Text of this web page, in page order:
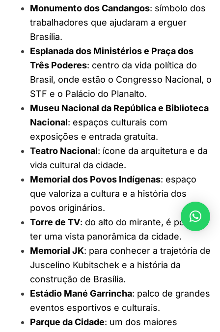
Monumento dos Candangos: símbolo dos
trabalhadores que ajudaram a erguer
Brasília.
Esplanada dos Ministérios e Praça dos
Três Poderes: centro da vida política do
Brasil, onde estão o Congresso Nacional, o
STF e o Palácio do Planalto.
Museu Nacional da República e Biblioteca
Nacional: espaços culturais com
exposições e entrada gratuita.
Teatro Nacional: ícone da arquitetura e da
vida cultural da cidade.
Memorial dos Povos Indígenas: espaço
que valoriza a cultura e a história dos
povos originários.
Torre de TV: do alto do mirante, é possível
ter uma vista panorâmica da cidade.
Memorial JK: para conhecer a trajetória de
Juscelino Kubitschek e a história da
construção de Brasília.
Estádio Mané Garrincha: palco de grandes
eventos esportivos e culturais.
Parque da Cidade: um dos maiores